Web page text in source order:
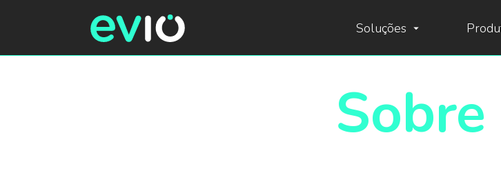
Soluções arrow_drop_down